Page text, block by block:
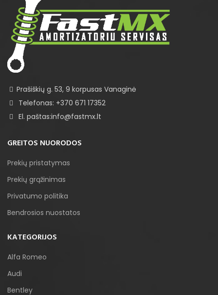
Prašiškių g. 53, 9 korpusas Vanaginė
Telefonas: +370 671 17352
El. paštas:info@fastmx.lt
GREITOS NUORODOS
Prekių pristatymas
Prekių grąžinimas
Privatumo politika
Bendrosios nuostatos
KATEGORIJOS
Alfa Romeo
Audi
Bentley